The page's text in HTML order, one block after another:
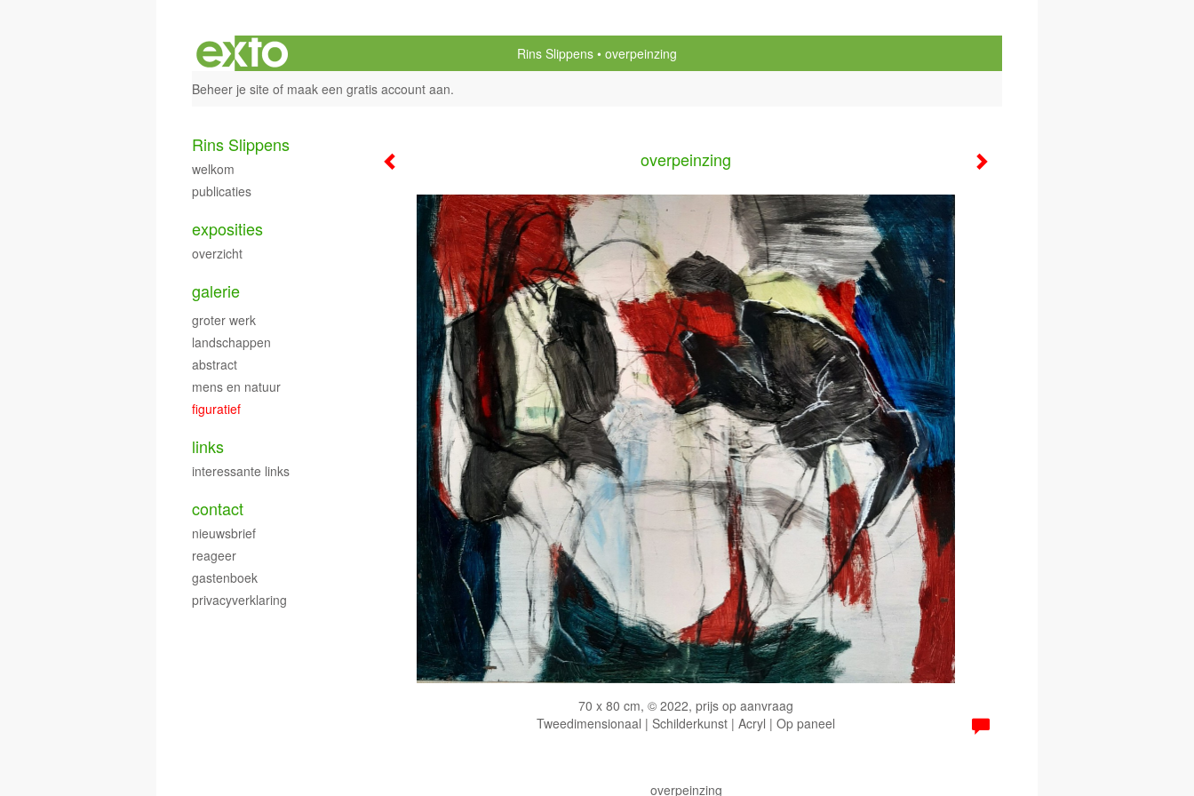
Rins Slippens
overpeinzing
Beheer je site of maak een gratis account aan.
overpeinzing
70 x 80 cm, © 2022, prijs op aanvraag
Tweedimensionaal | Schilderkunst | Acryl | Op paneel
overpeinzing
Rins Slippens
welkom
publicaties
exposities
overzicht
galerie
groter werk
landschappen
abstract
mens en natuur
figuratief
links
interessante links
contact
nieuwsbrief
reageer
gastenboek
privacyverklaring